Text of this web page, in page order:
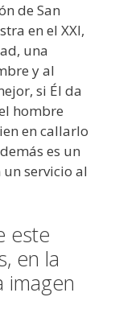
de San
en el XXI,
una
y al
si Él da
hombre
en callarlo
es un
servicio al
este
en la
imagen